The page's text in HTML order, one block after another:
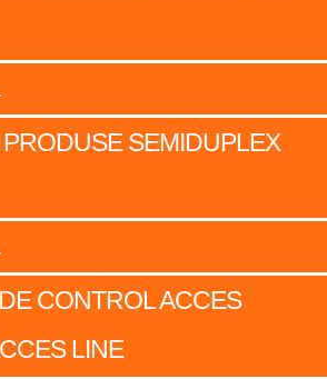
SEMIDUPLEX
CONTROL ACCES
LINE